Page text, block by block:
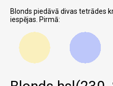
Blonds piedāvā divas tetrādes
iespējas. Pirmā: